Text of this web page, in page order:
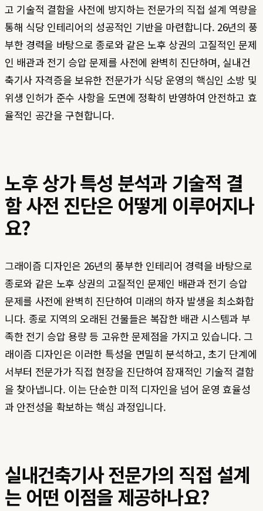
고 기술적 결함을 사전에 방지하는 전문가의 직접 설계 역량을
통해 식당 인테리어의 성공적인 기반을 마련합니다. 26년의 풍
부한 경력을 바탕으로 종로와 같은 노후 상권의 고질적인 문제
인 배관과 전기 승압 문제를 사전에 완벽히 진단하며, 실내건
축기사 자격증을 보유한 전문가가 식당 운영의 핵심인 소방 및
위생 인허가 준수 사항을 도면에 정확히 반영하여 안전하고 효
율적인 공간을 구현합니다.
노후 상가 특성 분석과 기술적 결
함 사전 진단은 어떻게 이루어지나
요?
그래이즘 디자인은 26년의 풍부한 인테리어 경력을 바탕으로
종로와 같은 노후 상권의 고질적인 문제인 배관과 전기 승압
문제를 사전에 완벽히 진단하여 미래의 하자 발생을 최소화합
니다. 종로 지역의 오래된 건물들은 복잡한 배관 시스템과 부
족한 전기 승압 용량 등 고유한 문제점을 가지고 있습니다. 그
래이즘 디자인은 이러한 특성을 면밀히 분석하고, 초기 단계에
서부터 전문가가 직접 현장을 진단하여 잠재적인 기술적 결함
을 찾아냅니다. 이는 단순한 미적 디자인을 넘어 운영 효율성
과 안전성을 확보하는 핵심 과정입니다.
실내건축기사 전문가의 직접 설계
는 어떤 이점을 제공하나요?